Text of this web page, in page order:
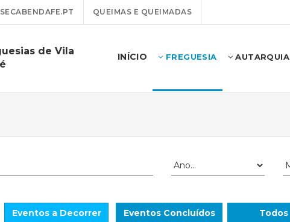
QUEIMAS E QUEIMADAS
de Vila
INÍCIO FREGUESIA AUTARQUIA
Eventos a Decorrer Eventos Concluídos Todos